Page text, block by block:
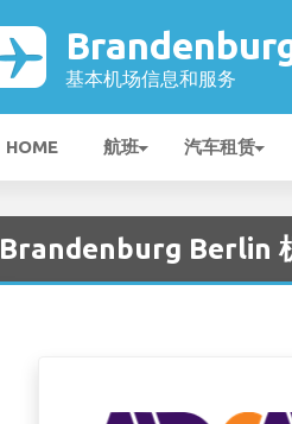
基本机场信息和服务
HOME 航班 汽车租赁
Brandenburg Berlin